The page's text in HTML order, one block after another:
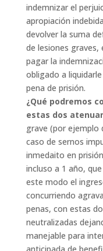
indemnizar el
apropiación
devolver la suma
de lesiones graves,
pagar la
obligado a
pena de prisión.
¿Qué podremos
estas dos
grave (por ejemplo
caso de sernos
inmedaito en
incluso a 1 año,
este modo el
concurriendo
penas, con estas
neutralizadas
manejable para